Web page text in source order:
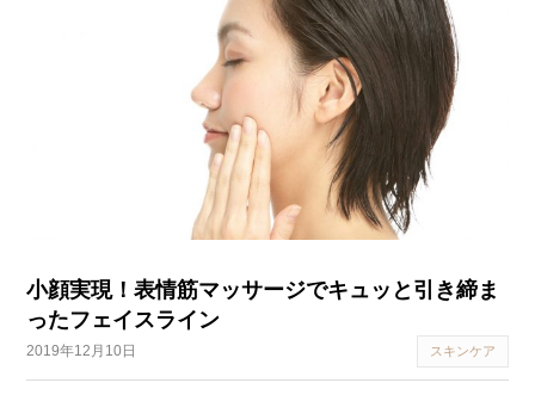
小顔実現！表情筋マッサージでキュッと引き締ま
ったフェイスライン
2019年12月10日 スキンケア